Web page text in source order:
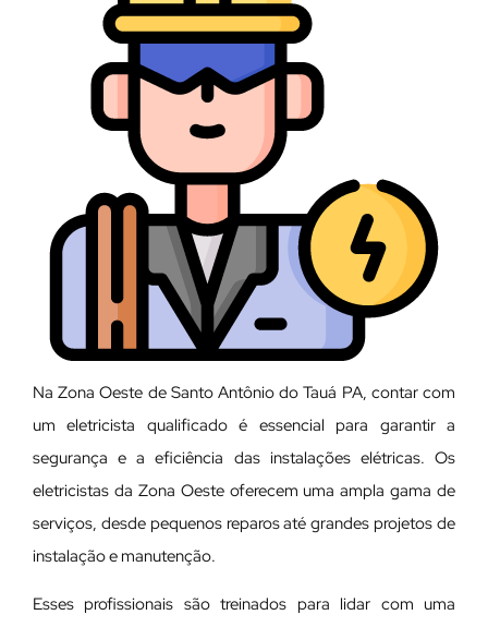
Na Zona Oeste de Santo Antônio do Tauá PA, contar com
um eletricista qualificado é essencial para garantir a
segurança e a eficiência das instalações elétricas. Os
eletricistas da Zona Oeste oferecem uma ampla gama de
serviços, desde pequenos reparos até grandes projetos de
instalação e manutenção.
Esses profissionais são treinados para lidar com uma